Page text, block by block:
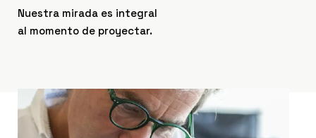
Nuestra mirada es integral
al momento de proyectar.